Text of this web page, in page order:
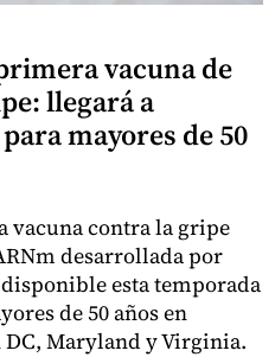
vacuna de
llegará a
mayores de 50
vacuna contra la gripe
desarrollada por
esta temporada
de 50 años en
Maryland y Virginia.